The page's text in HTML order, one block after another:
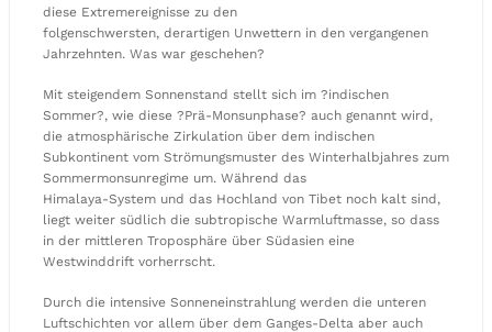
diese Extremereignisse zu den
folgenschwersten, derartigen Unwettern in den vergangenen
Jahrzehnten. Was war geschehen?
Mit steigendem Sonnenstand stellt sich im ?indischen
Sommer?, wie diese ?Prä-Monsunphase? auch genannt wird,
die atmosphärische Zirkulation über dem indischen
Subkontinent vom Strömungsmuster des Winterhalbjahres zum
Sommermonsunregime um. Während das
Himalaya-System und das Hochland von Tibet noch kalt sind,
liegt weiter südlich die subtropische Warmluftmasse, so dass
in der mittleren Troposphäre über Südasien eine
Westwinddrift vorherrscht.
Durch die intensive Sonneneinstrahlung werden die unteren
Luftschichten vor allem über dem Ganges-Delta aber auch